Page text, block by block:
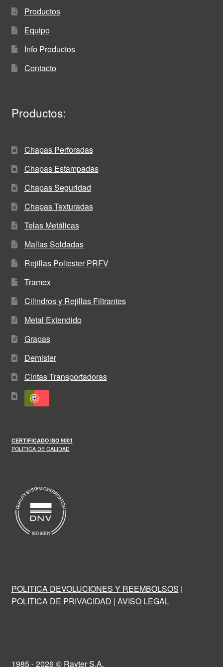
Productos
Equipo
Info Productos
Contacto
Productos:
Chapas Perforadas
Chapas Estampadas
Chapas Seguridad
Chapas Texturadas
Telas Metálicas
Mallas Soldadas
Rejillas Poliester PRFV
Tramex
Cilindros y Rejillas Filtrantes
Metal Extendido
Grapas
Demister
Cintas Transportadoras
CERTIFICADO ISO 9001
POLITICA DE CALIDAD
POLITICA DEVOLUCIONES Y REEMBOLSOS |
POLITICA DE PRIVACIDAD | AVISO LEGAL
1985 - 2026 © Rayter S.A.